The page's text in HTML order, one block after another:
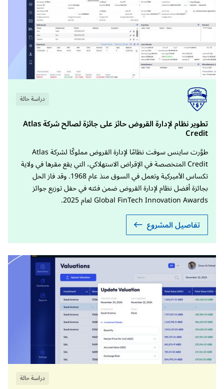
دراسة حالة
تطوير نظام لإدارة القروض حائز على جائزة لصالح شركة Atlas
Credit
طوَّرت ساينس سوفت نظامًا لإدارة القروض مملوكًا لشركة Atlas
Credit المتخصصة في الإقراض الاستهلاكي، التي يقع مقرها في ولاية
تكساس الأميركية وتعمل في السوق منذ عام 1968. وقد فاز الحل
بجائزة أفضل نظام لإدارة القروض ضمن فئته في حفل توزيع جوائز
Global FinTech Innovation Awards لعام 2025.
تفاصيل المشروع
دراسة حالة